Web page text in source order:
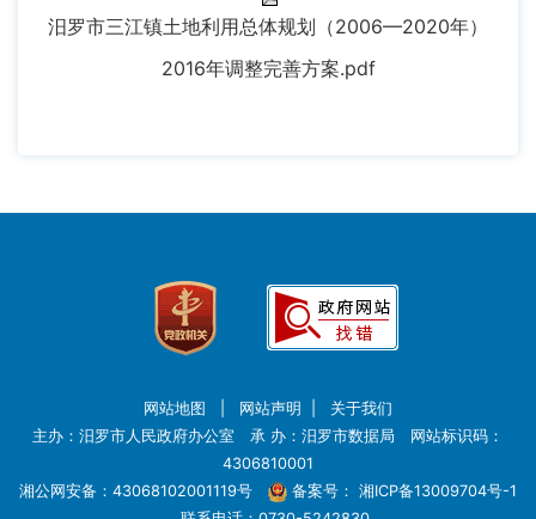
汨罗市三江镇土地利用总体规划（2006—2020年）
2016年调整完善方案.pdf
网站地图 网站声明
关于我们
主办：汨罗市人民政府办公室 承 办：汨罗市数据局 网站标识码：
4306810001
湘公网安备：43068102001119号
备案号： 湘ICP备13009704号-1